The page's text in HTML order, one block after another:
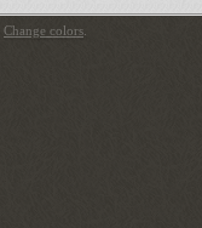
Change colors